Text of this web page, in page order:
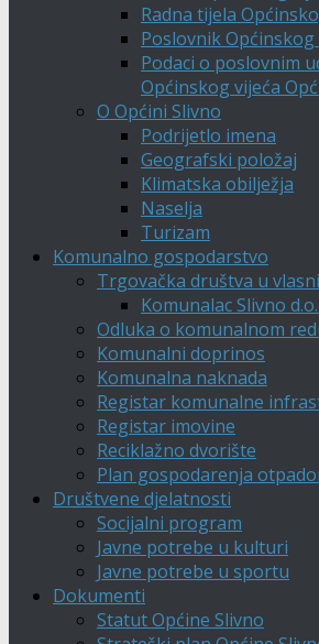
Radna tijela
Poslovnik Općinskog
Podaci o poslovnim
Općinskog vijeća
O Općini Slivno
Podrijetlo imena
Geografski položaj
Klimatska obilježja
Naselja
Turizam
Komunalno gospodarstvo
Trgovačka društva u
Komunalac Slivno
Odluka o komunalnom
Komunalni doprinos
Komunalna naknada
Registar komunalne
Registar imovine
Reciklažno dvorište
Plan gospodarenja
Društvene djelatnosti
Socijalni program
Javne potrebe u kulturi
Javne potrebe u sportu
Dokumenti
Statut Općine Slivno